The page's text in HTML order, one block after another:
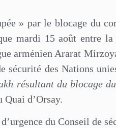
» par le blocage du
mardi 15 août entre
arménien Ararat
sécurité des Nations
résultant du blocage
Quai d’Orsay.
du Conseil de